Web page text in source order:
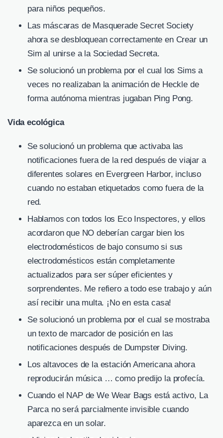
para niños pequeños.
Las máscaras de Masquerade Secret Society
ahora se desbloquean correctamente en Crear un
Sim al unirse a la Sociedad Secreta.
Se solucionó un problema por el cual los Sims a
veces no realizaban la animación de Heckle de
forma autónoma mientras jugaban Ping Pong.
Vida ecológica
Se solucionó un problema que activaba las
notificaciones fuera de la red después de viajar a
diferentes solares en Evergreen Harbor, incluso
cuando no estaban etiquetados como fuera de la
red.
Hablamos con todos los Eco Inspectores, y ellos
acordaron que NO deberían cargar bien los
electrodomésticos de bajo consumo si sus
electrodomésticos están completamente
actualizados para ser súper eficientes y
sorprendentes. Me refiero a todo ese trabajo y aún
así recibir una multa. ¡No en esta casa!
Se solucionó un problema por el cual se mostraba
un texto de marcador de posición en las
notificaciones después de Dumpster Diving.
Los altavoces de la estación Americana ahora
reproducirán música … como predijo la profecía.
Cuando el NAP de We Wear Bags está activo, La
Parca no será parcialmente invisible cuando
aparezca en un solar.